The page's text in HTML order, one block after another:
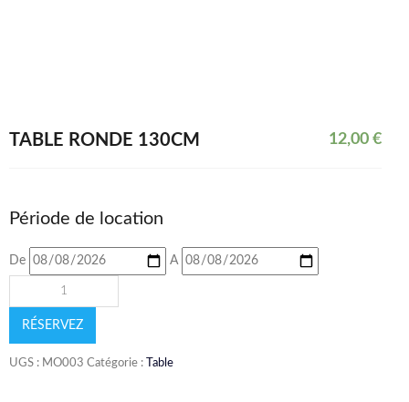
TABLE RONDE 130CM 12,00 €
Période de location
De A
RÉSERVEZ
UGS : MO003 Catégorie : Table